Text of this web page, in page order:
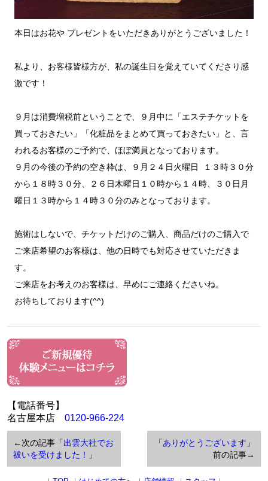
本日はお花や プレゼントをいただきありがとうございました！
私より、お客様皆様方が、私の誕生日を覚えていてくださり感
激です！
９月は消費増税前ということで、９月中に「エステチケットを
買っておきたい」「化粧品をまとめて買っておきたい」と、言
われるお客様のご予約で、ほぼ満員となっております。
９月の今後の予約の空き枠は、９月２４日火曜日 １３時３０分
から１８時３０分、２６日木曜日１０時から１４時、３０日月
曜日１３時から１４時３０分のみとなっております。
施術はしないで、チケットだけのご購入、商品だけのご購入で
ご来店希望のお客様は、他の日時でも対応させていただきま
す。
ご来店をお考えのお客様は、早めにご連絡くださいね。
お待ちしております(^^)
【電話番号】
名古屋本店 0120-966-224
「ありがとうございます 」
前の記事→
←次の記事「出雲大社でお
祓いを受けました！
」